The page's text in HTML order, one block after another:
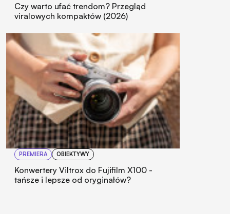
Czy warto ufać trendom? Przegląd
viralowych kompaktów (2026)
PREMIERA OBIEKTYWY
Konwertery Viltrox do Fujifilm X100 -
tańsze i lepsze od oryginałów?